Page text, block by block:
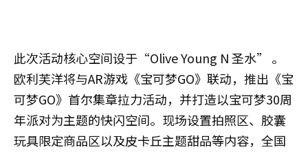
此次活动核心空间设于“Olive Young N 圣水” 。
欧利芙洋将与AR游戏《宝可梦GO》联动，推出《宝
可梦GO》首尔集章拉力活动，并打造以宝可梦30周
年派对为主题的快闪空间。现场设置拍照区、胶囊
玩具限定商品区以及皮卡丘主题甜品等内容，全国